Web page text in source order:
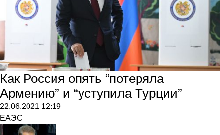
Как Россия опять “потеряла
Армению” и “уступила Турции”
22.06.2021 12:19
ЕАЭС